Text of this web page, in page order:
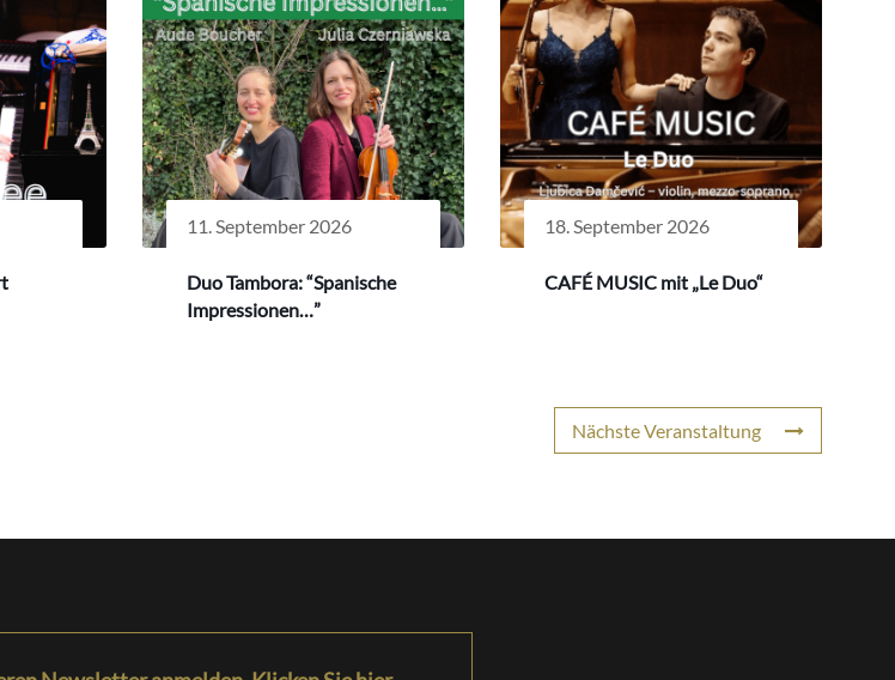
11. September 2026
Duo Tambora: “Spanische
Impressionen…”
18. September 2026
CAFÉ MUSIC mit „Le Duo“
Nächste Veranstaltung